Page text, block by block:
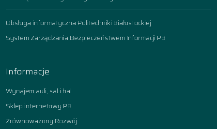
Obsługa informatyczna Politechniki Białostockiej
System Zarządzania Bezpieczeństwem Informacji PB
Informacje
Wynajem auli, sal i hal
Sklep internetowy PB
Zrównoważony Rozwój